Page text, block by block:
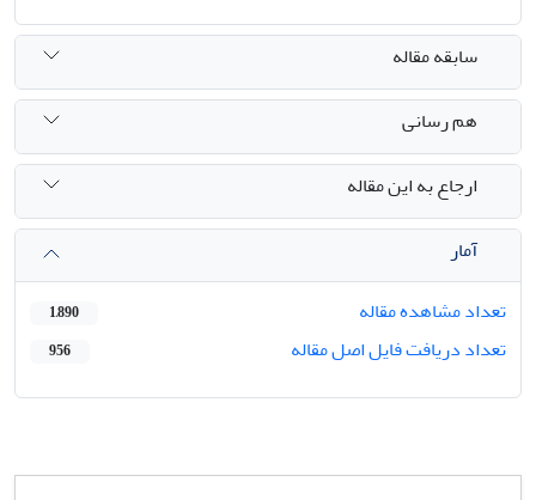
سابقه مقاله
هم رسانی
ارجاع به این مقاله
آمار
تعداد مشاهده مقاله
1,890
تعداد دریافت فایل اصل مقاله 956